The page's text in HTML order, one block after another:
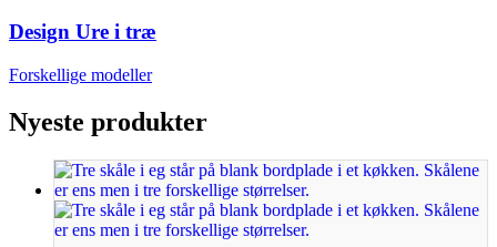
Design Ure i træ
Forskellige modeller
Nyeste produkter